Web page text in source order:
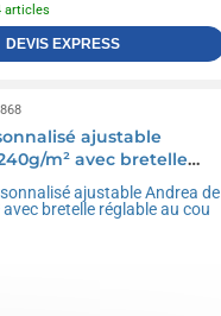
articles
DEVIS EXPRESS
ajustable
m² avec bretelle